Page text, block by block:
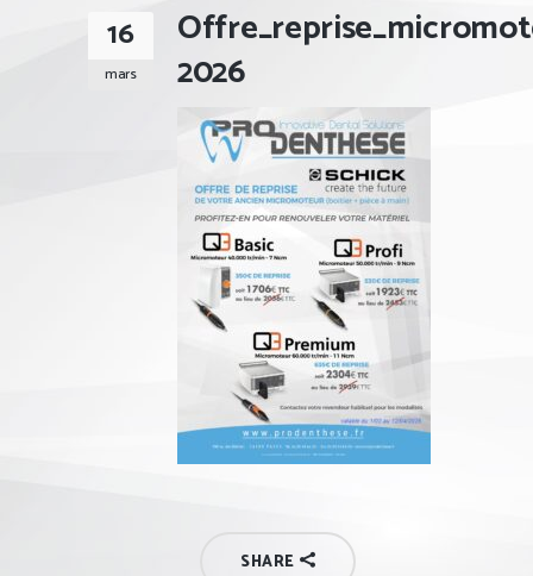
16
mars
2026
SHARE